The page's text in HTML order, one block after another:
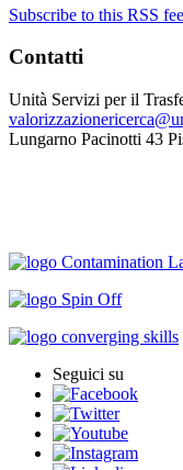
Subscribe to this RSS
Contatti
Unità Servizi per il
Lungarno Pacinotti 43
Seguici su